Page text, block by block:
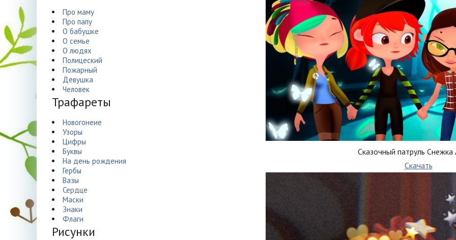
Сказочный патруль Снежка
Скачать
Про маму
Про папу
О бабушке
О семье
О людях
Полицеский
Пожарный
Девушка
Человек
Трафареты
Новогонеие
Узоры
Цифры
Буквы
На день рождения
Гербы
Вазы
Сердце
Маски
Знаки
Флаги
Рисунки